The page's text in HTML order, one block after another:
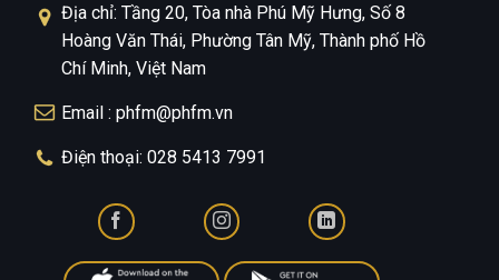
Địa chỉ: Tầng 20, Tòa nhà Phú Mỹ Hưng, Số 8
Hoàng Văn Thái, Phường Tân Mỹ, Thành phố Hồ
Chí Minh, Việt Nam
Email : phfm@phfm.vn
Điện thoại: 028 5413 7991